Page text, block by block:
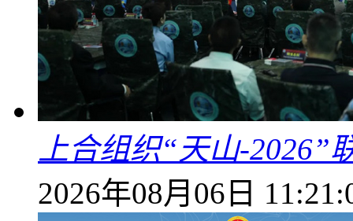
上合组织“天山-2026”
2026年08月06日